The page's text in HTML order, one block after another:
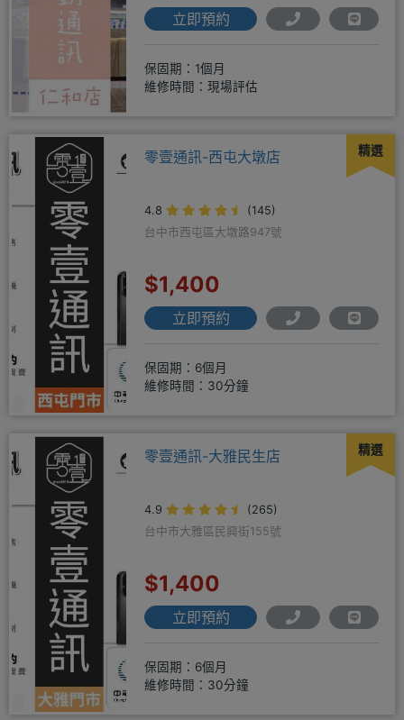
立即預約
保固期：1個月
維修時間：現場評估
精選
零壹通訊-西屯大墩店
4.8
(145)
台中市西屯區大墩路947號
$1,400
立即預約
保固期：6個月
維修時間：30分鐘
精選
零壹通訊-大雅民生店
4.9
(265)
台中市大雅區民興街155號
$1,400
立即預約
保固期：6個月
維修時間：30分鐘